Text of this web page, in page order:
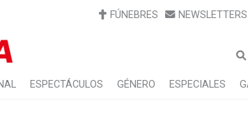
FÚNEBRES NEWSLETTERS
ESPECTÁCULOS GÉNERO ESPECIALES